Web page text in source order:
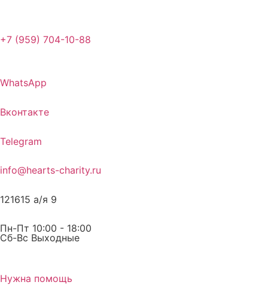
+7 (959) 704-10-88
WhatsApp
Вконтакте
Telegram
info@hearts-charity.ru
121615 а/я 9
Пн-Пт 10:00 - 18:00
Сб-Вс Выходные
Нужна помощь